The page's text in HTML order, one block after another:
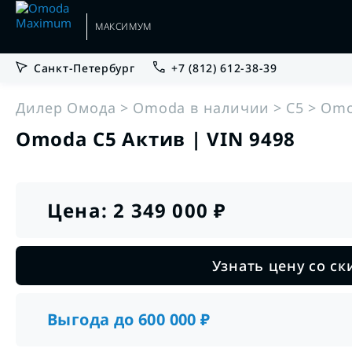
МАКСИМУМ
•Кредит
Trade-in
•
•Сервис
OMODA C5 Новый
от 1 796 000 ₽
Санкт-Петербург +7 (812) 612-38-39
Дилер Омода Omoda в наличии C5
Omoda C5 Актив | VIN 9498
Цена: 2 349 000 ₽
Узнать цену со
Выгода до600 000 ₽